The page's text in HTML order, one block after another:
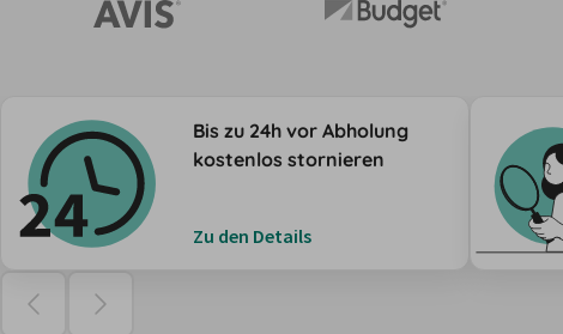
Bis zu 24h vor Abholung
kostenlos stornieren
Zu den Details